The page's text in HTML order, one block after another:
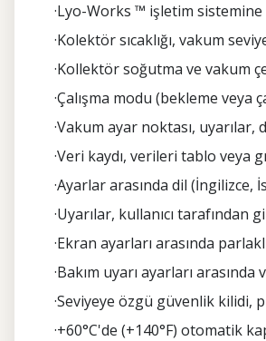
·Lyo-Works ™ işletim
·Kolektör sıcaklığı, vakum
·Kollektör soğutma ve vakum
·Çalışma modu (bekleme veya
·Vakum ayar noktası,
·Veri kaydı, verileri tablo veya
·Ayarlar arasında dil (İngilizce,
·Uyarılar, kullanıcı
·Ekran ayarları arasında
·Bakım uyarı ayarları
·Seviyeye özgü güvenlik kilidi,
·+60°C'de (+140°F) otomatik